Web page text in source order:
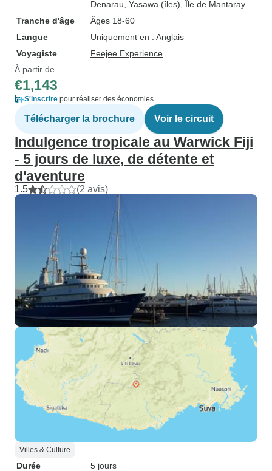
Denarau , Yasawa (îles) , Île de Mantaray
Tranche d'âge
Âges 18-60
Langue
Uniquement en : Anglais
Voyagiste
Feejee Experience
À partir de
€1,143
S'inscrire pour réaliser des économies
Télécharger la brochure Voir le circuit
Indulgence tropicale au Warwick Fiji
- 5 jours de luxe, de détente et
d'aventure
1.5 (2 avis)
Villes & Culture
Durée
5 jours